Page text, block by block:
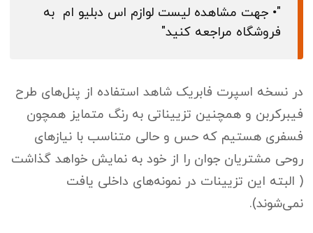
• جهت مشاهده لیست لوازم اس دبلیو ام به
فروشگاه مراجعه کنید
در نسخه اسپرت فابریک شاهد استفاده از پنل‌های طرح
فیبرکربن و همچنین تزییناتی به رنگ متمایز همچون
فسفری هستیم که حس و حالی متناسب با نیازهای
روحی مشتریان جوان را از خود به نمایش خواهد گذاشت
( البته این تزیینات در نمونه‌های داخلی یافت
نمی‌شوند).